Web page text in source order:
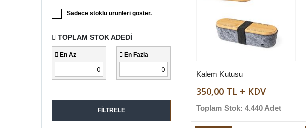
Sadece stoklu ürünleri göster.
TOPLAM STOK ADEDI
En Az En Fazla
FILTRELE
Kalem Kutusu
350,00 TL + KDV
Toplam Stok: 4.440 Adet